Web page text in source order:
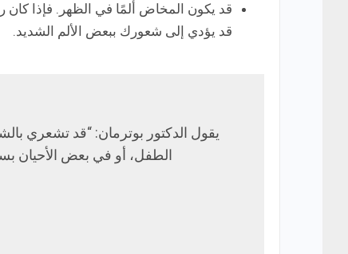
قد يكون المخاض ألمًا في الظهر. فإذا
قد يؤدي إلى شعورك ببعض الألم الشديد.
يقول الدكتور بوترمان: “قد تشعري
الطفل، أو في بعض الأحيان